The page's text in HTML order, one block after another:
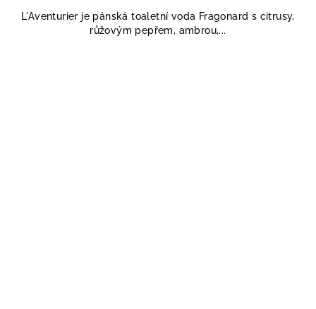
z
5
L'Aventurier je pánská toaletní voda Fragonard s citrusy,
růžovým pepřem, ambrou,...